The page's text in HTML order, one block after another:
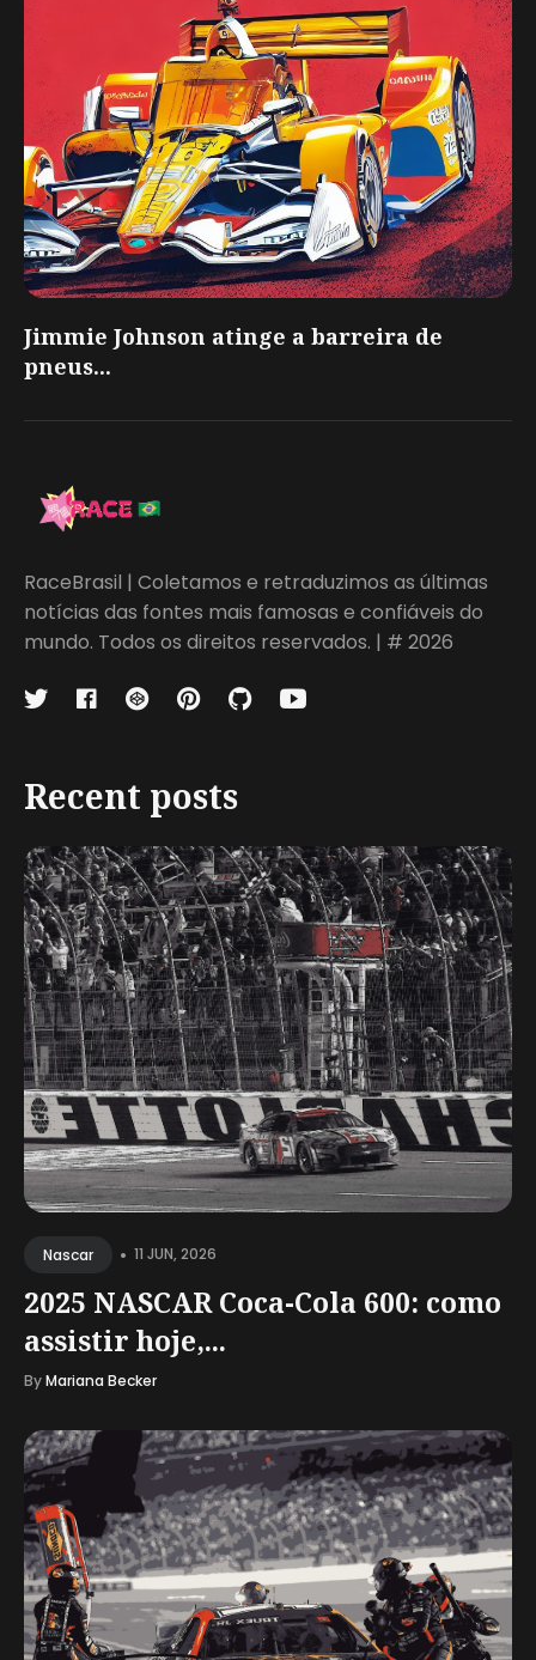
Jimmie Johnson atinge a barreira de
pneus...
RaceBrasil | Coletamos e retraduzimos as últimas
notícias das fontes mais famosas e confiáveis do
mundo. Todos os direitos reservados. | # 2026
Recent posts
Nascar • 11 JUN, 2026
2025 NASCAR Coca-Cola 600: como
assistir hoje,...
ByMariana Becker